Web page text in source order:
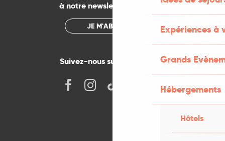
Expériences à
Grands
Hébergements
Hôtels
à notre newsletter mensuelle
JE M'ABONNE
Suivez-nous sur les réseaux !